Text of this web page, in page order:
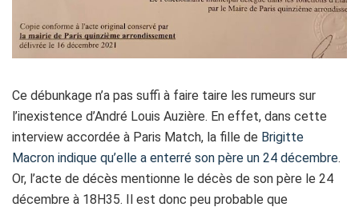
Ce débunkage n’a pas suffi à faire taire les rumeurs sur
l’inexistence d’André Louis Auzière. En effet, dans cette
interview accordée à Paris Match, la fille de Brigitte
Macron indique qu’elle a enterré son père un 24 décembre.
Or, l’acte de décès mentionne le décès de son père le 24
décembre à 18H35. Il est donc peu probable que